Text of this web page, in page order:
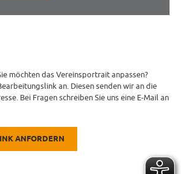
möchten das Vereinsportrait anpassen?
an. Diesen senden wir an die
Bei Fragen schreiben Sie uns eine E-Mail an
ANFORDERN